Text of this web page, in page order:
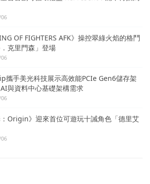
OF FIGHTERS AFK》操控翠綠火焰的格鬥
克里門森」登場
攜手美光科技展示高效能PCIe Gen6儲存架
與資料中心基礎架構需求
：Origin》迎來首位可遊玩十誡角色「德里艾